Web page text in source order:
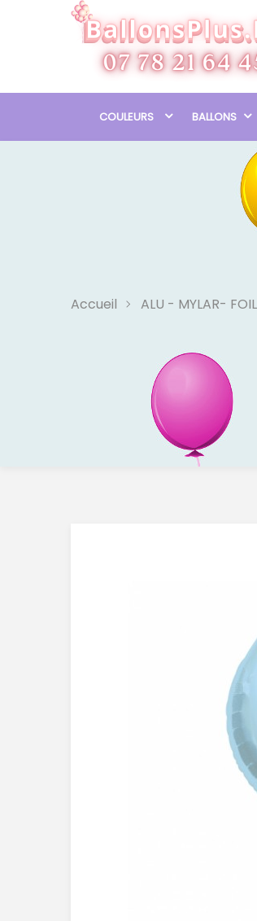
COULEURS BALLONS
Accueil ALU - MYLAR- FOIL